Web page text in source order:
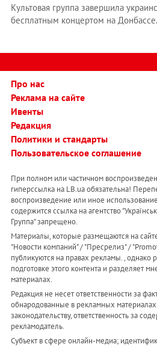
Культовая группа завершила
бесплатным концертом на Донбассе.
Про нас
Реклама на сайте
Ивенты
Редакция
Политики и стандарты
Пользовательское соглашение
При полном или частичном
гиперссылка на LB.ua обязательна!
воспроизведение или иное
содержится ссылка на агентство
Группа" запрещено.
Материалы, которые размещаются на
"Новости компаний" / "Пресрелиз" /
публикуются на правах рекламы. , однако
подготовке этого контента и разделяет
материалах.
Редакция не несет ответственности за
обнародованные в рекламных
законодательству, ответственность за
рекламодатель.
Субъект в сфере онлайн-медиа;